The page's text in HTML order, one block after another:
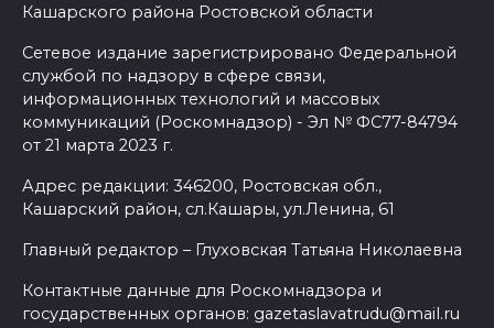
Кашарского района Ростовской области
Сетевое издание зарегистрировано Федеральной
службой по надзору в сфере связи,
информационных технологий и массовых
коммуникаций (Роскомнадзор) - Эл № ФС77-84794
от 21 марта 2023 г.
Адрес редакции: 346200, Ростовская обл.,
Кашарский район, сл.Кашары, ул.Ленина, 61
Главный редактор – Глуховская Татьяна Николаевна
Контактные данные для Роскомнадзора и
государственных органов: gazetaslavatrudu@mail.ru